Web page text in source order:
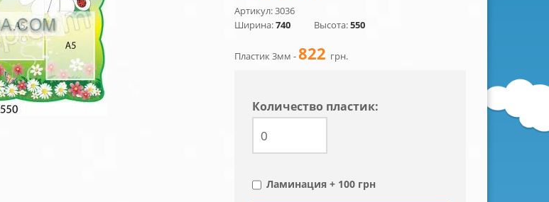
Артикул: 3036
Ширина:740 Высота:550
Пластик 3мм -822 грн.
Количество пластик:
Ламинация + 100 грн